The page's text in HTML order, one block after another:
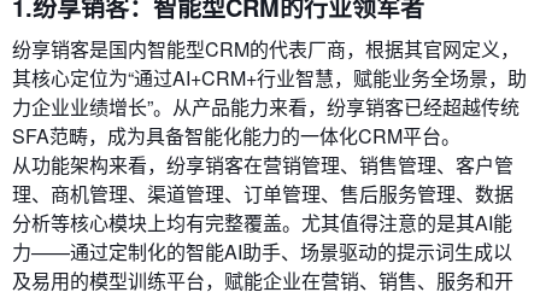
1.纷享销客：智能型CRM的行业领军者
纷享销客是国内智能型CRM的代表厂商，根据其官网定义，
其核心定位为“通过AI+CRM+行业智慧，赋能业务全场景，助
力企业业绩增长”。从产品能力来看，纷享销客已经超越传统
SFA范畴，成为具备智能化能力的一体化CRM平台。
从功能架构来看，纷享销客在营销管理、销售管理、客户管
理、商机管理、渠道管理、订单管理、售后服务管理、数据
分析等核心模块上均有完整覆盖。尤其值得注意的是其AI能
力——通过定制化的智能AI助手、场景驱动的提示词生成以
及易用的模型训练平台，赋能企业在营销、销售、服务和开